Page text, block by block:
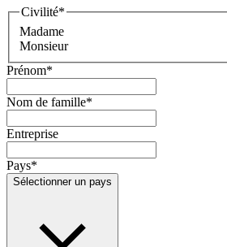
Civilité*
Madame
Monsieur
Prénom*
Nom de famille*
Entreprise
Pays*
Sélectionner un pays